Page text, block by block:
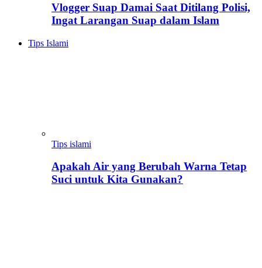
Vlogger Suap Damai Saat Ditilang Polisi,
Ingat Larangan Suap dalam Islam
Tips Islami
Tips islami
Apakah Air yang Berubah Warna Tetap
Suci untuk Kita Gunakan?